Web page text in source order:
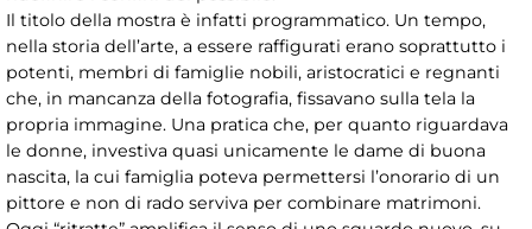
Il titolo della mostra è infatti programmatico. Un tempo,
nella storia dell’arte, a essere raffigurati erano soprattutto i
potenti, membri di famiglie nobili, aristocratici e regnanti
che, in mancanza della fotografia, fissavano sulla tela la
propria immagine. Una pratica che, per quanto riguardava
le donne, investiva quasi unicamente le dame di buona
nascita, la cui famiglia poteva permettersi l’onorario di un
pittore e non di rado serviva per combinare matrimoni.